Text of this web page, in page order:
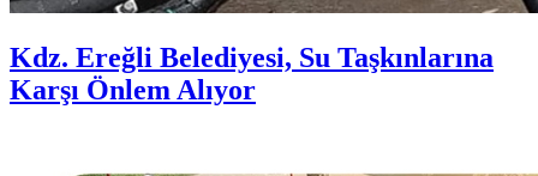
Kdz. Ereğli Belediyesi, Su Taşkınlarına
Karşı Önlem Alıyor